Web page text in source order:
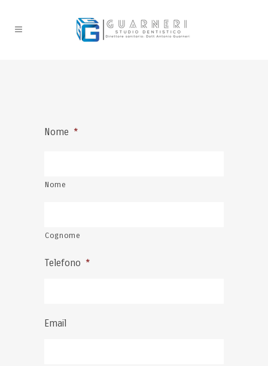
Nome *
Nome
Cognome
Telefono *
Email